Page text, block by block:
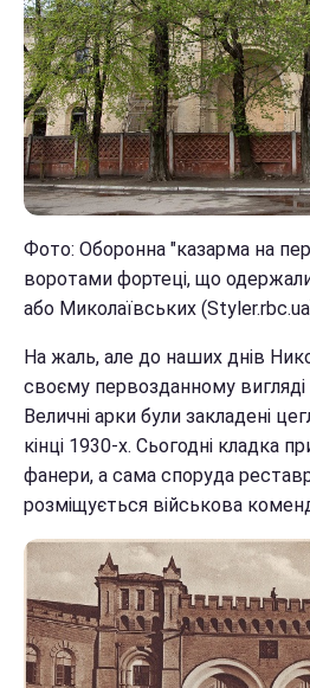
Фото: Оборонна "казарма на
воротами фортеці, що
або Миколаївських
На жаль, але до наших днів
своєму первозданному вигляді
Величні арки були закладені
кінці 1930-х. Сьогодні кладка
фанери, а сама споруда
розміщується військова